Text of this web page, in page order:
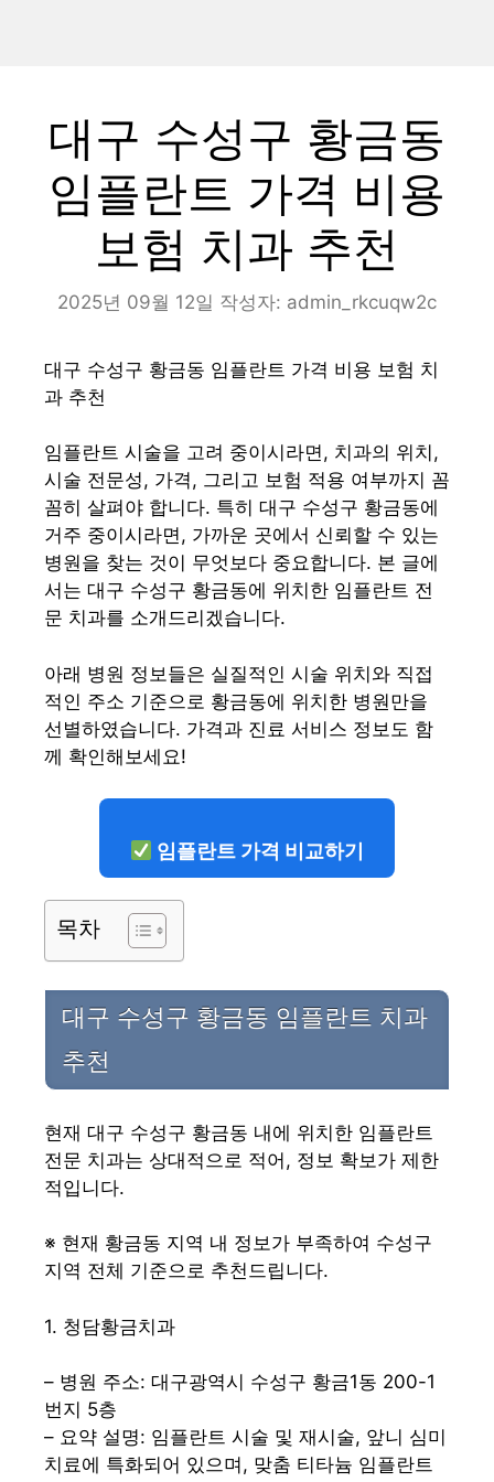
대구 수성구 황금동
임플란트 가격 비용
보험 치과 추천
2025년 09월 12일 작성자: admin_rkcuqw2c
대구 수성구 황금동 임플란트 가격 비용 보험 치
과 추천
임플란트 시술을 고려 중이시라면, 치과의 위치,
시술 전문성, 가격, 그리고 보험 적용 여부까지 꼼
꼼히 살펴야 합니다. 특히 대구 수성구 황금동에
거주 중이시라면, 가까운 곳에서 신뢰할 수 있는
병원을 찾는 것이 무엇보다 중요합니다. 본 글에
서는 대구 수성구 황금동에 위치한 임플란트 전
문 치과를 소개드리겠습니다.
아래 병원 정보들은 실질적인 시술 위치와 직접
적인 주소 기준으로 황금동에 위치한 병원만을
선별하였습니다. 가격과 진료 서비스 정보도 함
께 확인해보세요!
임플란트 가격 비교하기
목차
대구 수성구 황금동 임플란트 치과
추천
현재 대구 수성구 황금동 내에 위치한 임플란트
전문 치과는 상대적으로 적어, 정보 확보가 제한
적입니다.
※ 현재 황금동 지역 내 정보가 부족하여 수성구
지역 전체 기준으로 추천드립니다.
1. 청담황금치과
– 병원 주소: 대구광역시 수성구 황금1동 200-1
번지 5층
– 요약 설명: 임플란트 시술 및 재시술, 앞니 심미
치료에 특화되어 있으며, 맞춤 티타늄 임플란트